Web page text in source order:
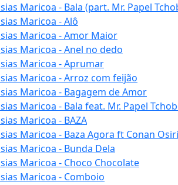
Maricoa - Bala (part. Mr. Papel
Maricoa - Alô
Maricoa - Amor Maior
Maricoa - Anel no dedo
Maricoa - Aprumar
Maricoa - Arroz com feijão
Maricoa - Bagagem de Amor
Maricoa - Bala feat. Mr. Papel
Maricoa - BAZA
Maricoa - Baza Agora ft Conan
Maricoa - Bunda Dela
Maricoa - Choco Chocolate
Maricoa - Comboio